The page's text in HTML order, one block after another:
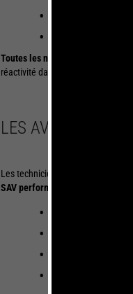
Toutes les nouvelles machines
réactivité dans le cas d’une
LES AVANTAGES
Les techniciens en charge de la
SAV performant